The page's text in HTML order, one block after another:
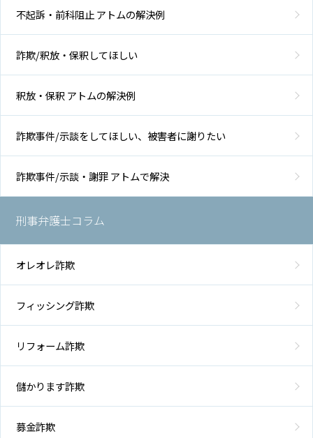
不起訴・前科阻止 アトムの解決例
詐欺/釈放・保釈してほしい
釈放・保釈 アトムの解決例
詐欺事件/示談をしてほしい、被害者に謝りたい
詐欺事件/示談・謝罪 アトムで解決
刑事弁護士コラム
オレオレ詐欺
フィッシング詐欺
リフォーム詐欺
儲かります詐欺
募金詐欺